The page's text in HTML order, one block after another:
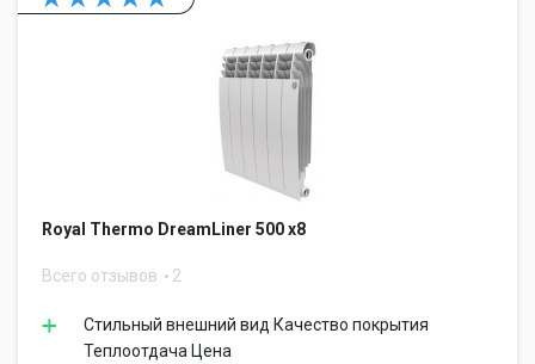
Royal Thermo DreamLiner 500 x8
Всего отзывов 2
Стильный внешний вид Качество покрытия
Теплоотдача Цена